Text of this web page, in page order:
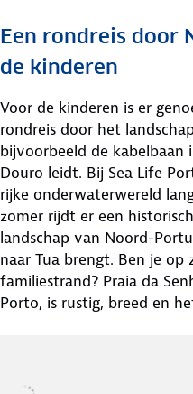
Een rondreis door
de kinderen
Voor de kinderen is er
rondreis door het
bijvoorbeeld de
Douro leidt. Bij Sea Life
rijke onderwaterwereld
zomer rijdt er een
landschap van Noord-
naar Tua brengt. Ben je op
familiestrand? Praia da
Porto, is rustig, breed en